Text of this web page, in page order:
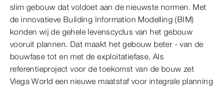
slim gebouw dat voldoet aan de nieuwste normen. Met
de innovatieve Building Information Modelling (BIM)
konden wij de gehele levenscyclus van het gebouw
vooruit plannen. Dat maakt het gebouw beter - van de
bouwfase tot en met de exploitatiefase. Als
referentieproject voor de toekomst van de bouw zet
Viega World een nieuwe maatstaf voor integrale planning